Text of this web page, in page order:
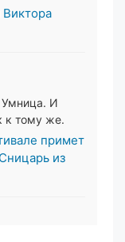
Умница. И
к тому же.
примет
из